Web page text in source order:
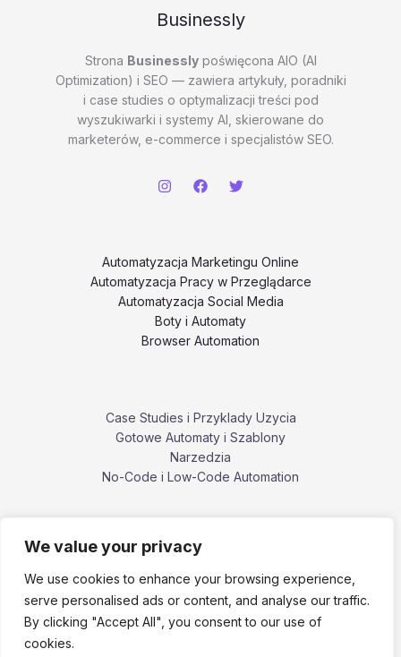
We value your privacy
We use cookies to enhance your browsing experience,
serve personalised ads or content, and analyse our traffic.
By clicking "Accept All", you consent to our use of
cookies.
Businessly
Strona Businesslypoświęcona AIO (AI
Optimization) i SEO — zawiera artykuły, poradniki
i case studies o optymalizacji treści pod
wyszukiwarki i systemy AI, skierowane do
marketerów, e-commerce i specjalistów SEO.
Automatyzacja Marketingu Online
Automatyzacja Pracy w Przeglądarce
Automatyzacja Social Media
Boty i Automaty
Browser Automation
Case Studies i Przyklady Uzycia
Gotowe Automaty i Szablony
Narzedzia
No-Code i Low-Code Automation
Poradniki i Tutoriale
Porownania i Alternatywy Narzedzi
Problemy, Bledy i Ograniczenia
ZennoPoster i ekosystem ZennoLab